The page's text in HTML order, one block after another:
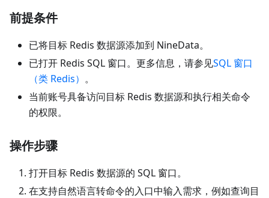
前提条件
已将目标 Redis 数据源添加到 NineData。
已打开 Redis SQL 窗口。更多信息，请参见SQL 窗口
（类 Redis） 。
当前账号具备访问目标 Redis 数据源和执行相关命令
的权限。
操作步骤
打开目标 Redis 数据源的 SQL 窗口。
在支持自然语言转命令的入口中输入需求，例如查询目